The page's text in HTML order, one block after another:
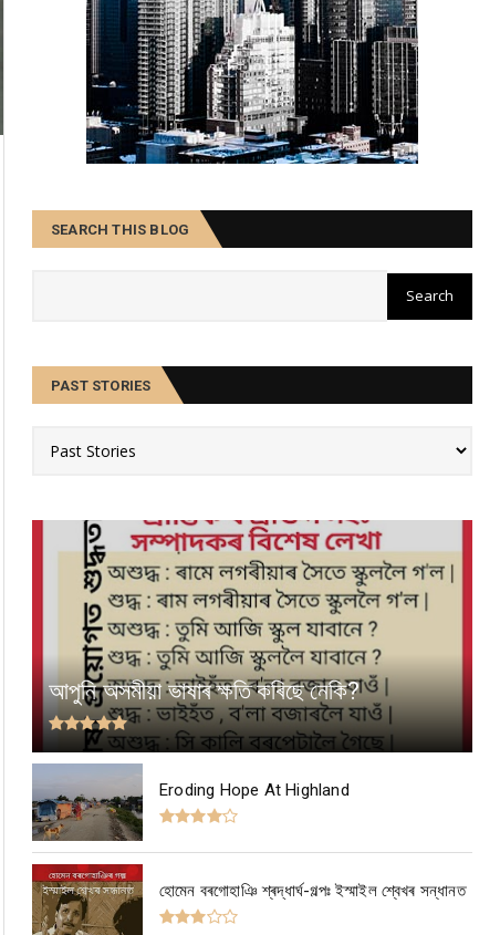
SEARCH THIS BLOG
PAST STORIES
আপুনি অসমীয়া ভাষাৰ ক্ষতি কৰিছে নেকি?
Eroding Hope At Highland
হোমেন বৰগোহাঞি শ্ৰদ্ধাৰ্ঘ-গল্পঃ ইস্মাইল শ্বেখৰ সন্ধানত